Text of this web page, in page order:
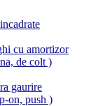
cu amortizor
de colt )
gaurire
on, push )